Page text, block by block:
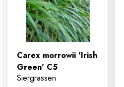
Carex morrowii 'Irish
Green' C5
Siergrassen